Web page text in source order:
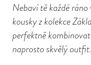
Nebaví tě každé
kousky z kolekce
perfektně
naprosto skvělý outfit.